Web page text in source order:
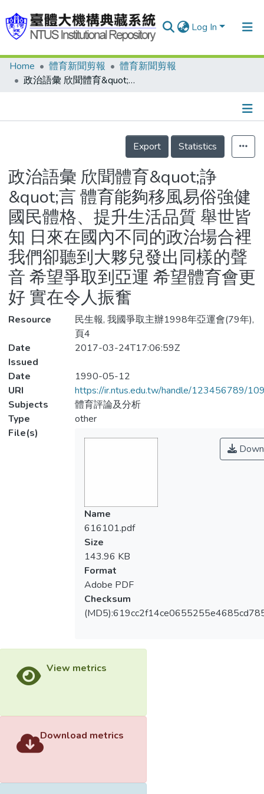
Log In
Communities & Collections
Statistics
Home 體育新聞剪報
體育新聞剪報
政治語彙 欣聞體育&quot;諍&quot;言 體育能夠移風易俗強健國民體格、提升生活品質 舉世皆知 日來在國內不同的政治場合裡 我們卻聽到大夥兒發出同樣的聲音 希望爭取到亞運 希望體育會更好 實在令人振奮
Details
Export
Statistics
政治語彙 欣聞體育&quot;諍
&quot;言 體育能夠移風易俗強健
國民體格、提升生活品質 舉世皆
知 日來在國內不同的政治場合裡
我們卻聽到大夥兒發出同樣的聲
音 希望爭取到亞運 希望體育會更
好 實在令人振奮
Resource
民生報, 我國爭取主辦1998年亞運會(79年),
頁4
Date
Issued
2017-03-24T17:06:59Z
Date
1990-05-12
URI
https://ir.ntus.edu.tw/handle/123456789/
Subjects
體育評論及分析
Type
other
File(s)
Name
616101.pdf
Size
143.96 KB
Format
Adobe PDF
Checksum
View metrics
Download metrics